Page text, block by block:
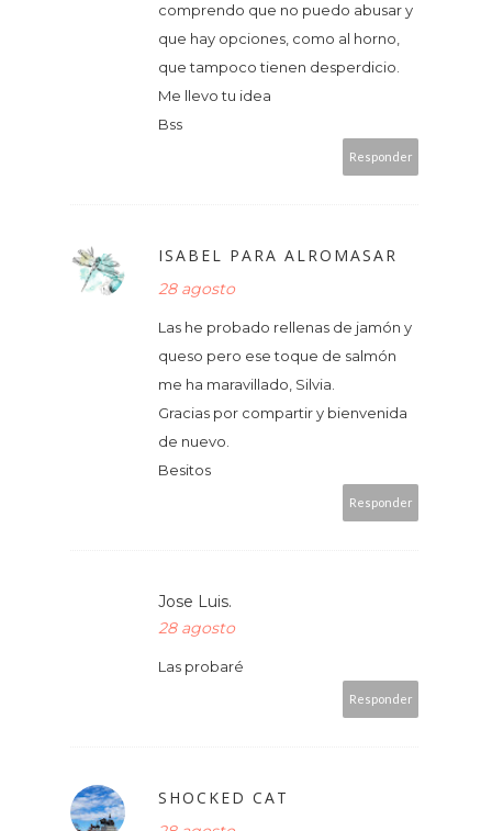
comprendo que no puedo abusar y
que hay opciones, como al horno,
que tampoco tienen desperdicio.
Me llevo tu idea
Bss
Responder
ISABEL PARA ALROMASAR
28 agosto
Las he probado rellenas de jamón y
queso pero ese toque de salmón
me ha maravillado, Silvia.
Gracias por compartir y bienvenida
de nuevo.
Besitos
Responder
Jose Luis.
28 agosto
Las probaré
Responder
SHOCKED CAT